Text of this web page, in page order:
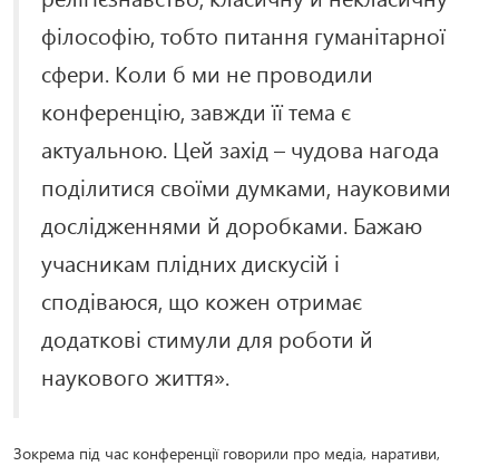
філософію, тобто питання гуманітарної
сфери. Коли б ми не проводили
конференцію, завжди її тема є
актуальною. Цей захід – чудова нагода
поділитися своїми думками, науковими
дослідженнями й доробками. Бажаю
учасникам плідних дискусій і
сподіваюся, що кожен отримає
додаткові стимули для роботи й
наукового життя».
Зокрема під час конференції говорили про медіа, наративи,